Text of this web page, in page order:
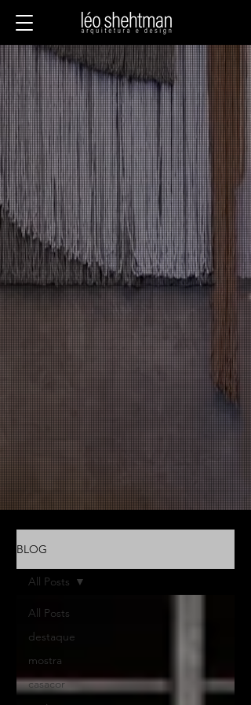
BLOG
All Posts
destaque
mostra
casacor
All Posts